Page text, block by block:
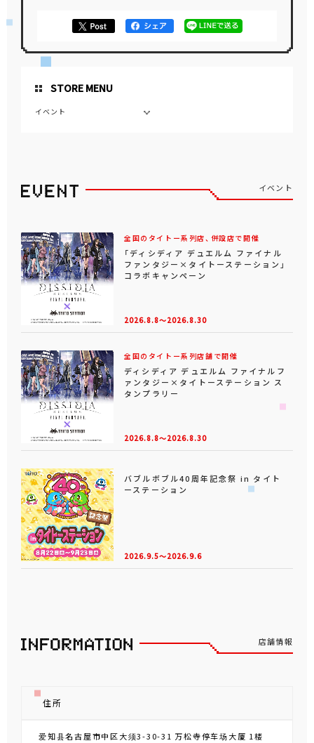
STORE MENU
イベント
イベント
全国のタイトー系列店、併設店で開催
「ディシディア デュエルム ファイナル
ファンタジー×タイトーステーション」
コラボキャンペーン
2026.8.8～2026.8.30
全国のタイトー系列店舗で開催
ディシディア デュエルム ファイナルフ
ァンタジー×タイトーステーション ス
タンプラリー
2026.8.8～2026.8.30
バブルボブル40周年記念祭 in タイト
ーステーション
2026.9.5～2026.9.6
店舗情報
住所
爱知县名古屋市中区大须3-30-31 万松寺停车场大厦 1楼